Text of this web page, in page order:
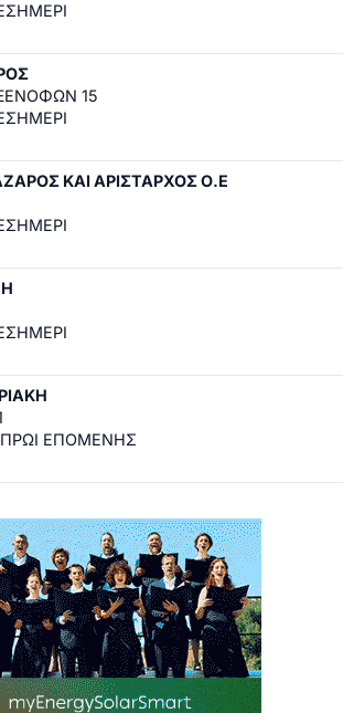
15
ΚΑΙ ΑΡΙΣΤΑΡΧΟΣ Ο.Ε
ΕΠΟΜΕΝΗΣ